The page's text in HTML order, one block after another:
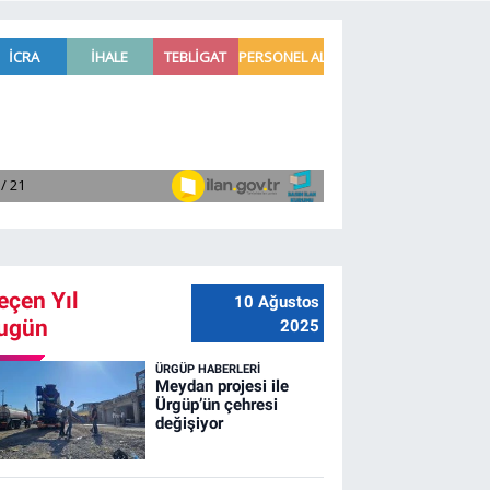
Yıl
10 Ağustos
2025
ÜRGÜP HABERLERI
Meydan projesi ile
Ürgüp’ün çehresi
değişiyor